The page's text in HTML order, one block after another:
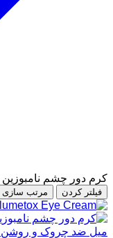
کرم دور چشم نامبوزین
فیلتر کردن مرتب سازی